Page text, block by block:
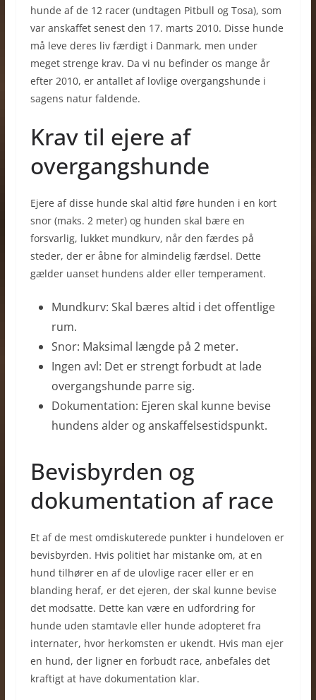
hunde af de 12 racer (undtagen Pitbull og Tosa), som
var anskaffet senest den 17. marts 2010. Disse hunde
må leve deres liv færdigt i Danmark, men under
meget strenge krav. Da vi nu befinder os mange år
efter 2010, er antallet af lovlige overgangshunde i
sagens natur faldende.
Krav til ejere af
overgangshunde
Ejere af disse hunde skal altid føre hunden i en kort
snor (maks. 2 meter) og hunden skal bære en
forsvarlig, lukket mundkurv, når den færdes på
steder, der er åbne for almindelig færdsel. Dette
gælder uanset hundens alder eller temperament.
Mundkurv: Skal bæres altid i det offentlige
rum.
Snor: Maksimal længde på 2 meter.
Ingen avl: Det er strengt forbudt at lade
overgangshunde parre sig.
Dokumentation: Ejeren skal kunne bevise
hundens alder og anskaffelsestidspunkt.
Bevisbyrden og
dokumentation af race
Et af de mest omdiskuterede punkter i hundeloven er
bevisbyrden. Hvis politiet har mistanke om, at en
hund tilhører en af de ulovlige racer eller er en
blanding heraf, er det ejeren, der skal kunne bevise
det modsatte. Dette kan være en udfordring for
hunde uden stamtavle eller hunde adopteret fra
internater, hvor herkomsten er ukendt. Hvis man ejer
en hund, der ligner en forbudt race, anbefales det
kraftigt at have dokumentation klar.